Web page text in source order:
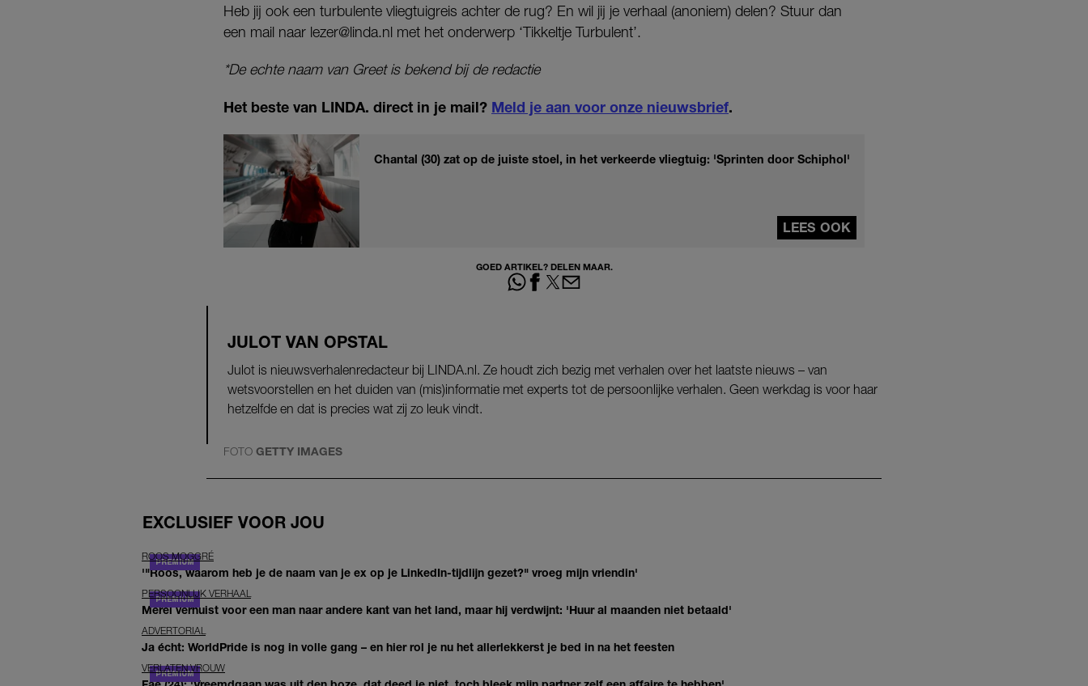
Heb jij ook een turbulente vliegtuigreis achter de rug? En wil jij je verhaal (anoniem) delen? Stuur dan
een mail naar lezer@linda.nl met het onderwerp ‘Tikkeltje Turbulent’.
*De echte naam van Greet is bekend bij de redactie
Het beste van LINDA. direct in je mail? Meld je aan voor onze nieuwsbrief.
Chantal (30) zat op de juiste stoel, in het verkeerde vliegtuig: 'Sprinten door Schiphol'
LEES OOK
GOED ARTIKEL? DELEN MAAR.
JULOT VAN OPSTAL
Julot is nieuwsverhalenredacteur bij LINDA.nl. Ze houdt zich bezig met verhalen over het laatste nieuws – van
wetsvoorstellen en het duiden van (mis)informatie met experts tot de persoonlijke verhalen. Geen werkdag is voor haar
hetzelfde en dat is precies wat zij zo leuk vindt.
FOTO GETTY IMAGES
EXCLUSIEF VOOR JOU
ROOS MOGGRÉ
'"Roos, waarom heb je de naam van je ex op je LinkedIn-tijdlijn gezet?" vroeg mijn vriendin'
PERSOONLIJK VERHAAL
Merel verhuist voor een man naar andere kant van het land, maar hij verdwijnt: 'Huur al maanden niet betaald'
ADVERTORIAL
Ja écht: WorldPride is nog in volle gang – en hier rol je nu het allerlekkerst je bed in na het feesten
VERLATEN VROUW